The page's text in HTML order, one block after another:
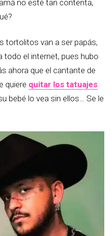
no esté tan contenta,
tortolitos van a ser papás,
el internet, pues hubo
ahora que el cantante de
quiere quitar los tatuajes
bebé lo vea sin ellos… Se le